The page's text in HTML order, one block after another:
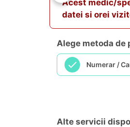
Acest medic/
datei si orei
Alege metoda de
Numerar /
Alte servicii